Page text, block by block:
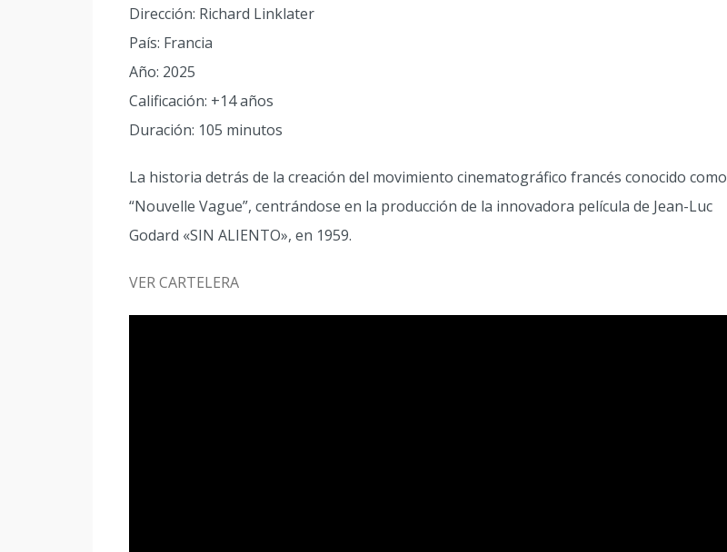
Dirección: Richard Linklater
País: Francia
Año: 2025
Calificación: +14 años
Duración: 105 minutos
La historia detrás de la creación del movimiento cinematográfico francés conocido como
“Nouvelle Vague”, centrándose en la producción de la innovadora película de Jean-Luc
Godard «SIN ALIENTO», en 1959.
VER CARTELERA